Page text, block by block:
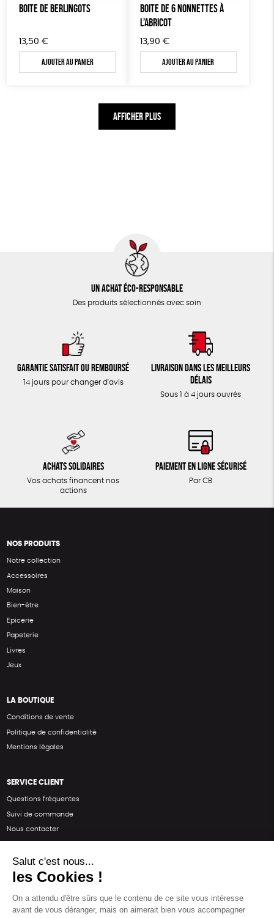
BOITE DE BERLINGOTS
13,50 €
Ajouter au panier
BOITE DE 6 NONNETTES À
L’ABRICOT
13,90 €
Ajouter au panier
AFFICHER PLUS
Un achat éco-responsable
Des produits sélectionnés avec soin
Garantie satisfait ou remboursé
14 jours pour changer d'avis
Livraison dans les meilleurs
délais
Sous 1 à 4 jours ouvrés
Achats solidaires
Vos achats financent nos
actions
Paiement en ligne sécurisé
Par CB
NOS PRODUITS
Notre collection
Accessoires
Maison
Bien-être
Epicerie
Papeterie
Livres
Jeux
LA BOUTIQUE
Conditions de vente
Politique de confidentialité
Mentions légales
SERVICE CLIENT
Questions fréquentes
Suivi de commande
Nous contacter
SUIVEZ-NOUS